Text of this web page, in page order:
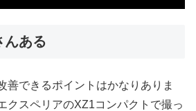
んある
善できるポイントはかなりありま
クスペリアのXZ1コンパクトで撮っ